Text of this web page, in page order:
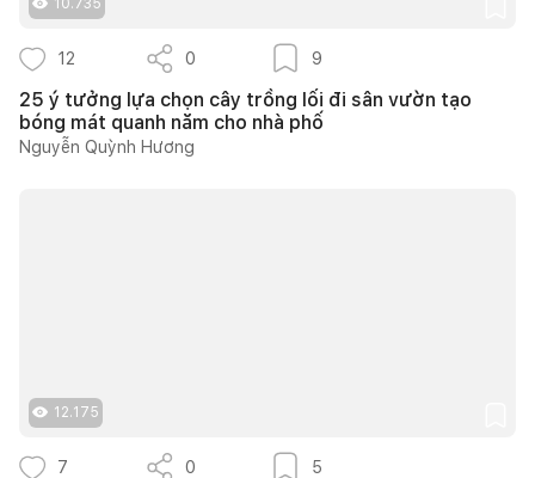
10.735
12 0 9
25 ý tưởng lựa chọn cây trồng lối đi sân vườn tạo
bóng mát quanh năm cho nhà phố
Nguyễn Quỳnh Hương
12.175
7 0 5